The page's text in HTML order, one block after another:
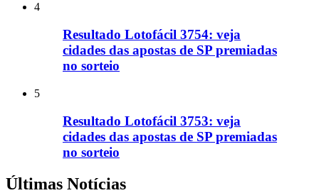
4
Resultado Lotofácil 3754: veja
cidades das apostas de SP premiadas
no sorteio
5
Resultado Lotofácil 3753: veja
cidades das apostas de SP premiadas
no sorteio
Últimas Notícias